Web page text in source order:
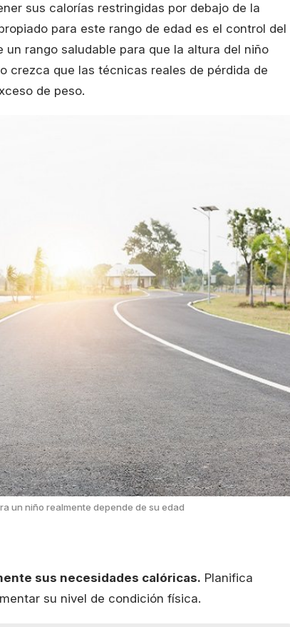
sus calorías restringidas por debajo de la
para este rango de edad es el control del
un rango saludable para que la altura del niño
crezca que las técnicas reales de pérdida de
de peso.
un niño realmente depende de su edad
sus necesidades calóricas. Planifica
su nivel de condición física.